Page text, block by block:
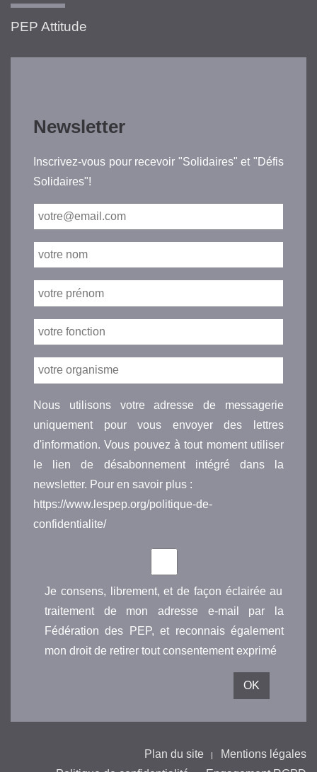
PEP Attitude
Newsletter
Inscrivez-vous pour recevoir "Solidaires" et "Défis
Solidaires"!
Nous utilisons votre adresse de messagerie
uniquement pour vous envoyer des lettres
d'information. Vous pouvez à tout moment utiliser
le lien de désabonnement intégré dans la
newsletter. Pour en savoir plus :
https://www.lespep.org/politique-de-
confidentialite/
Je consens, librement, et de façon éclairée au
traitement de mon adresse e-mail par la
Fédération des PEP, et reconnais également
mon droit de retirer tout consentement exprimé
Plan du site
Mentions légales